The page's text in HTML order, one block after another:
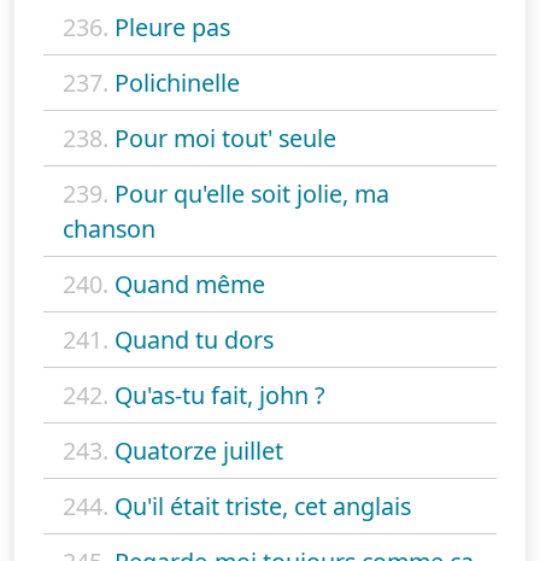
236. Pleure pas
237. Polichinelle
238. Pour moi tout' seule
239. Pour qu'elle soit jolie, ma
chanson
240. Quand même
241. Quand tu dors
242. Qu'as-tu fait, john ?
243. Quatorze juillet
244. Qu'il était triste, cet anglais